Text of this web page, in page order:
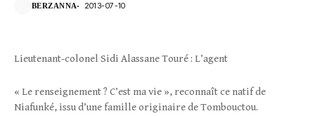
BERZANNA 2013-07-10
Lieutenant-colonel Sidi Alassane Touré : L’agent
« Le renseignement ? C’est ma vie », reconnaît ce natif de
Niafunké, issu d’une famille originaire de Tombouctou.